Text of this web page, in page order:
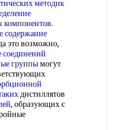
методик
компонентов.
содержание
это возможно,
соединений
группымогут
дистиллятов
, образующих с